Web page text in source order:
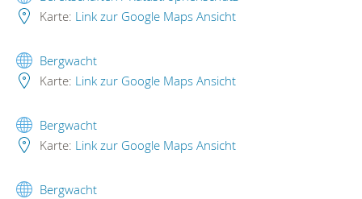
Karte: Link zur Google Maps Ansicht
Bergwacht
Karte: Link zur Google Maps Ansicht
Bergwacht
Karte: Link zur Google Maps Ansicht
Bergwacht